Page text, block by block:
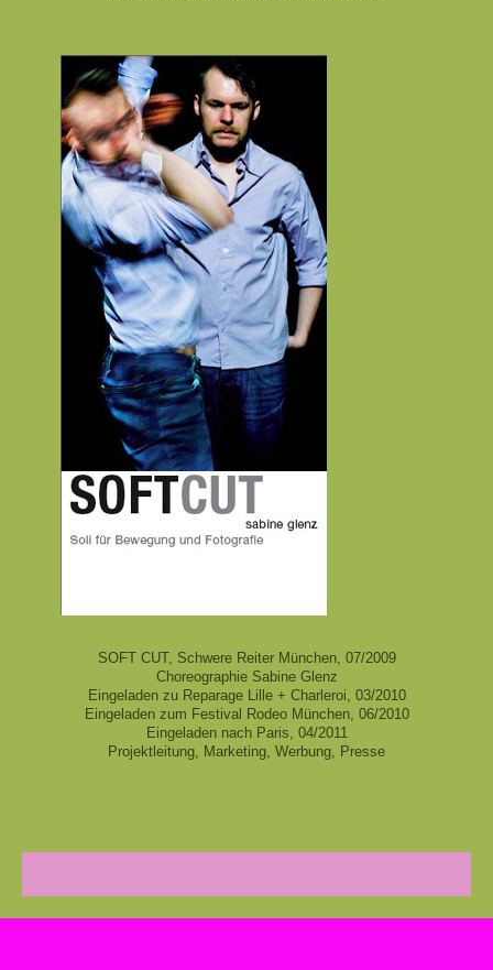
SOFT CUT, Schwere Reiter München, 07/2009
Choreographie Sabine Glenz
Eingeladen zu Reparage Lille + Charleroi, 03/2010
Eingeladen zum Festival Rodeo München, 06/2010
Eingeladen nach Paris, 04/2011
Projektleitung, Marketing, Werbung, Presse